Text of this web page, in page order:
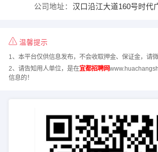
公司地址： 汉口沿江大道160号时代
温馨提示
1、本平台仅供信息发布，不会收取押金、保证金，请微
2、请告知用人单位，是在宜都招聘网
信息的！